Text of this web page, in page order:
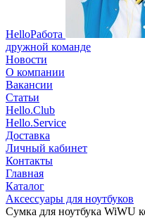
HelloРабота
дружной команде
Новости
О компании
Вакансии
Статьи
Hello.Club
Hello.Service
Доставка
Личный кабинет
Контакты
Главная
Каталог
Аксессуары для ноутбуков
Сумка для ноутбука WiWU